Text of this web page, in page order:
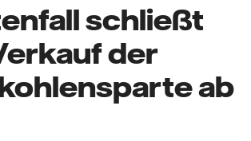
schließt
der
ab